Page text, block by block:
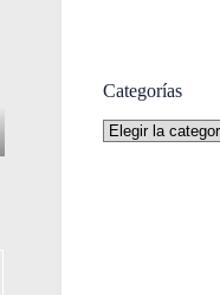
Categorías
Categorías